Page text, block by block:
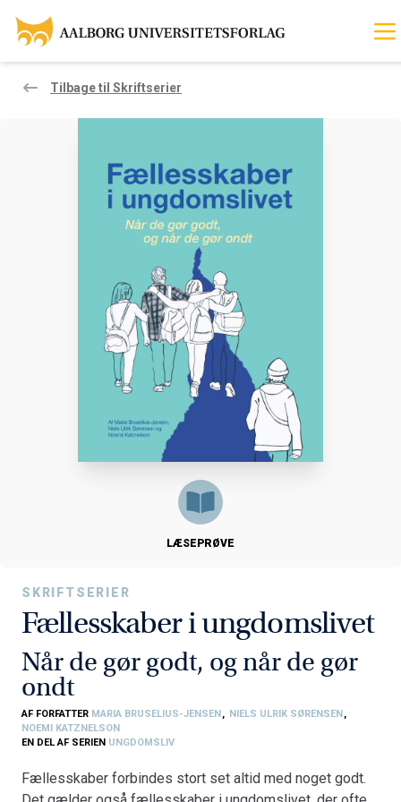
Tilbage til Skriftserier
LÆSEPRØVE
SKRIFTSERIER
Fællesskaber i ungdomslivet
Når de gør godt, og når de gør
ondt
AF FORFATTER MARIA BRUSELIUS-JENSEN, NIELS ULRIK SØRENSEN,
NOEMI KATZNELSON
EN DEL AF SERIEN UNGDOMSLIV
Fællesskaber forbindes stort set altid med noget godt.